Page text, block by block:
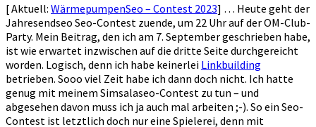
[ Aktuell: WärmepumpenSeo – Contest 2023] … Heute geht der
Jahresendseo Seo-Contest zuende, um 22 Uhr auf der OM-Club-
Party. Mein Beitrag, den ich am 7. September geschrieben habe,
ist wie erwartet inzwischen auf die dritte Seite durchgereicht
worden. Logisch, denn ich habe keinerlei Linkbuilding
betrieben. Sooo viel Zeit habe ich dann doch nicht. Ich hatte
genug mit meinem Simsalaseo-Contest zu tun – und
abgesehen davon muss ich ja auch mal arbeiten ;-). So ein Seo-
Contest ist letztlich doch nur eine Spielerei, denn mit